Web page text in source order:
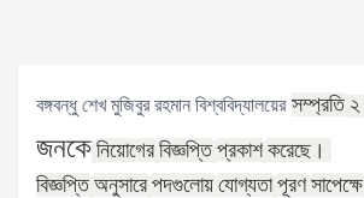
বঙ্গবন্ধু শেখ মুজিবুর রহমান বিশ্ববিদ্যালয়ের সম্প্রতি ২
জনকে নিয়োগের বিজ্ঞপ্তি প্রকাশ করেছে।
বিজ্ঞপ্তি অনুসারে পদগুলোয় যোগ্যতা পূরণ সাপেক্ষে